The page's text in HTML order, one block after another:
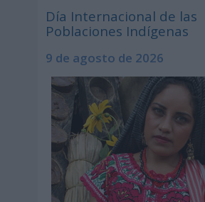
Día Internacional de las
Poblaciones Indígenas
9 de agosto de 2026